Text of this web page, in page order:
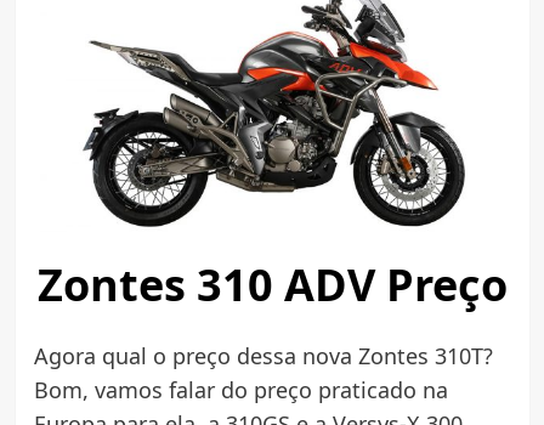
Zontes 310 ADV Preço
Agora qual o preço dessa nova Zontes 310T?
Bom, vamos falar do preço praticado na